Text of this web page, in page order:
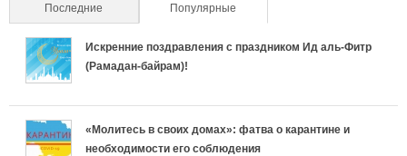
Последние Популярные
Искренние поздравления с праздником Ид аль-Фитр
(Рамадан-байрам)!
«Молитесь в своих домах»: фатва о карантине и
необходимости его соблюдения